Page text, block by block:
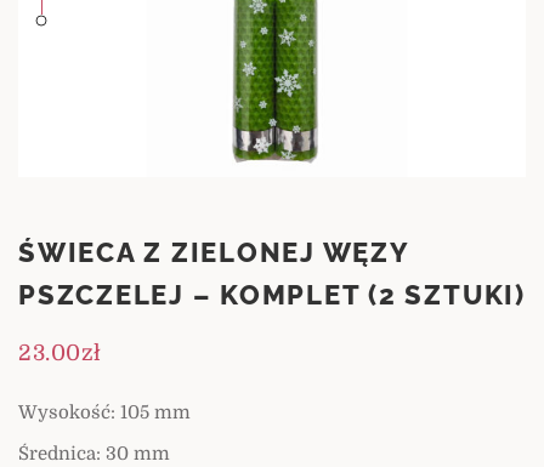
ŚWIECA Z ZIELONEJ WĘZY
PSZCZELEJ – KOMPLET (2 SZTUKI)
23.00zł
Wysokość: 105 mm
Średnica: 30 mm